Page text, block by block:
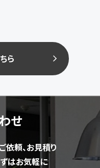
ら
せ
依頼、お見積り
はお気軽に